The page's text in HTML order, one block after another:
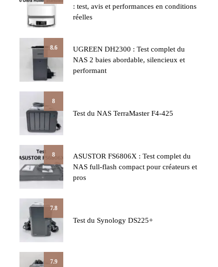
: test, avis et performances en conditions
réelles
8.6
UGREEN DH2300 : Test complet du
NAS 2 baies abordable, silencieux et
performant
8
Test du NAS TerraMaster F4-425
8
ASUSTOR FS6806X : Test complet du
NAS full-flash compact pour créateurs et
pros
7.8
Test du Synology DS225+
7.9